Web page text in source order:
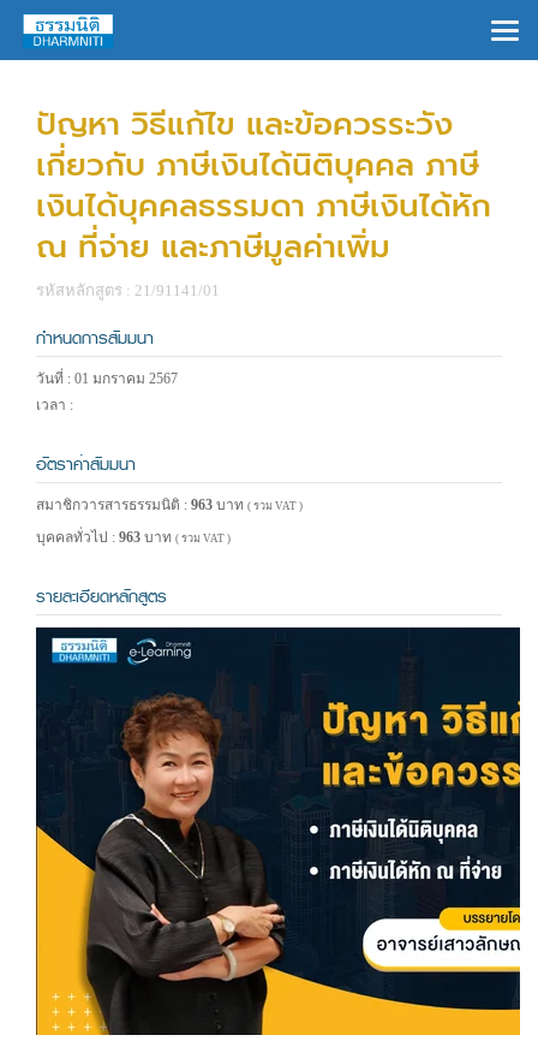
ปัญหา วิธีแก้ไข และข้อควรระวัง
เกี่ยวกับ ภาษีเงินได้นิติบุคคล ภาษี
เงินได้บุคคลธรรมดา ภาษีเงินได้หัก
ณ ที่จ่าย และภาษีมูลค่าเพิ่ม
รหัสหลักสูตร : 21/91141/01
กำหนดการสัมมนา
วันที่ : 01 มกราคม 2567
เวลา :
อัตราค่าสัมมนา
สมาชิกวารสารธรรมนิติ : 963 บาท ( รวม VAT )
บุคคลทั่วไป : 963 บาท ( รวม VAT )
รายละเอียดหลักสูตร
×